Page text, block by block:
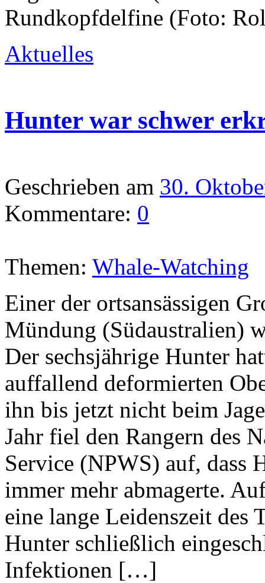
Rundkopfdelfine (Foto:
Aktuelles
Hunter war schwer
Geschrieben am 30.
Kommentare: 0
Themen: Whale-Watching
Einer der ortsansässigen
Mündung (Südaustralien)
Der sechsjährige Hunter
auffallend deformierten
ihn bis jetzt nicht beim
Jahr fiel den Rangern des
Service (NPWS) auf, dass
immer mehr abmagerte.
eine lange Leidenszeit des
Hunter schließlich
Infektionen […]